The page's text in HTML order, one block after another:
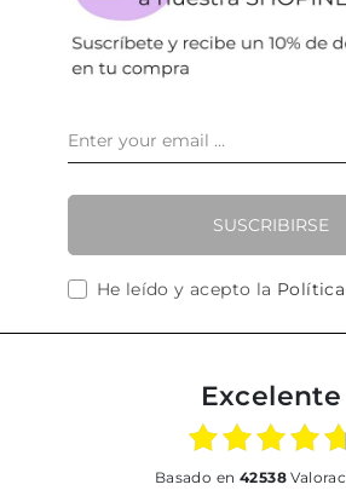
SUSCRIBIRSE
He leído y acepto la
Excelente
basado en 42538